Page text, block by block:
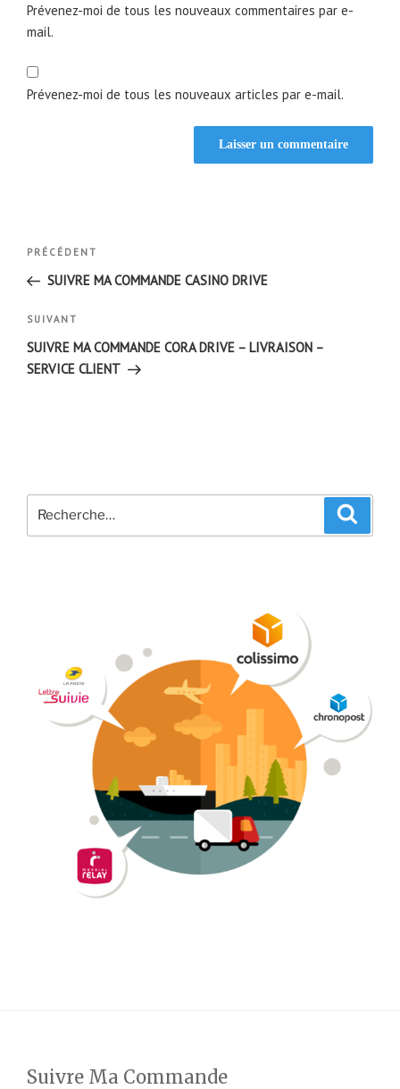
Prévenez-moi de tous les nouveaux commentaires par e-
mail.
Prévenez-moi de tous les nouveaux articles par e-mail.
Navigation
l’article
Article
précédent
PRÉCÉDENT
SUIVRE MA COMMANDE CASINO DRIVE
Article
suivant
SUIVANT
SUIVRE MA COMMANDE CORA DRIVE – LIVRAISON –
SERVICE CLIENT
pour
Suivre Ma Commande